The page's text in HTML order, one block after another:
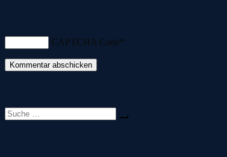
CAPTCHA Code*
Suche
nach: